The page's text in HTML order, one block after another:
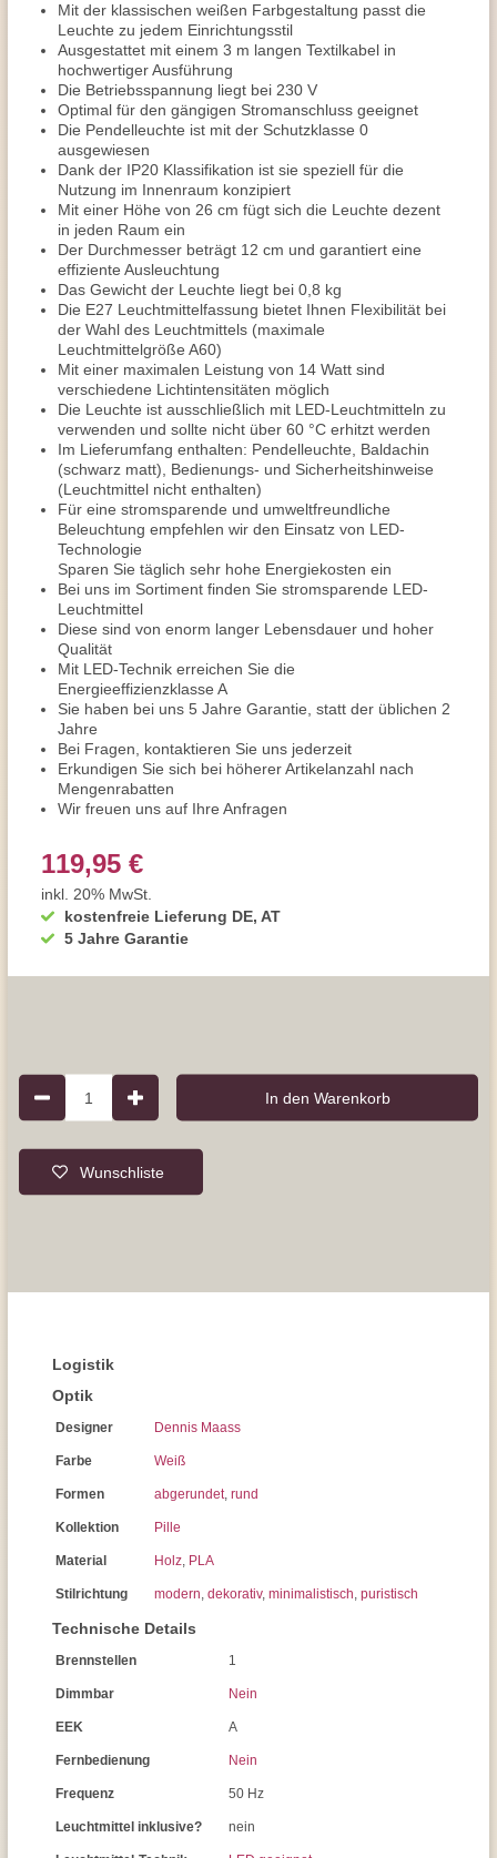
Mit der klassischen weißen Farbgestaltung passt die
Leuchte zu jedem Einrichtungsstil
Ausgestattet mit einem 3 m langen Textilkabel in
hochwertiger Ausführung
Die Betriebsspannung liegt bei 230 V
Optimal für den gängigen Stromanschluss geeignet
Die Pendelleuchte ist mit der Schutzklasse 0
ausgewiesen
Dank der IP20 Klassifikation ist sie speziell für die
Nutzung im Innenraum konzipiert
Mit einer Höhe von 26 cm fügt sich die Leuchte dezent
in jeden Raum ein
Der Durchmesser beträgt 12 cm und garantiert eine
effiziente Ausleuchtung
Das Gewicht der Leuchte liegt bei 0,8 kg
Die E27 Leuchtmittelfassung bietet Ihnen Flexibilität bei
der Wahl des Leuchtmittels (maximale
Leuchtmittelgröße A60)
Mit einer maximalen Leistung von 14 Watt sind
verschiedene Lichtintensitäten möglich
Die Leuchte ist ausschließlich mit LED-Leuchtmitteln zu
verwenden und sollte nicht über 60 °C erhitzt werden
Im Lieferumfang enthalten: Pendelleuchte, Baldachin
(schwarz matt), Bedienungs- und Sicherheitshinweise
(Leuchtmittel nicht enthalten)
Für eine stromsparende und umweltfreundliche
Beleuchtung empfehlen wir den Einsatz von LED-
Technologie
Sparen Sie täglich sehr hohe Energiekosten ein
Bei uns im Sortiment finden Sie stromsparende LED-
Leuchtmittel
Diese sind von enorm langer Lebensdauer und hoher
Qualität
Mit LED-Technik erreichen Sie die
Energieeffizienzklasse A
Sie haben bei uns 5 Jahre Garantie, statt der üblichen 2
Jahre
Bei Fragen, kontaktieren Sie uns jederzeit
Erkundigen Sie sich bei höherer Artikelanzahl nach
Mengenrabatten
Wir freuen uns auf Ihre Anfragen
kostenfreie Lieferung DE, AT
5 Jahre Garantie
119,95 €
inkl. 20% MwSt.
1 In den Warenkorb
Wunschliste
Logistik
Optik
Designer Dennis Maass
Farbe Weiß
Formen abgerundet, rund
Kollektion Pille
Material Holz, PLA
Stilrichtung modern, dekorativ, minimalistisch, puristisch
Technische Details
Brennstellen 1
Dimmbar Nein
EEK A
Fernbedienung Nein
Frequenz 50 Hz
Leuchtmittel inklusive? nein